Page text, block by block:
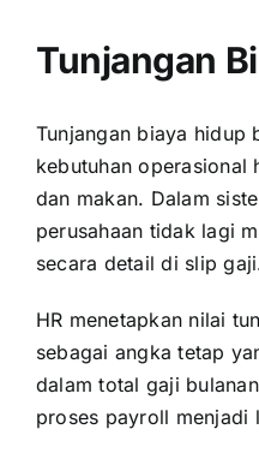
Tunjangan
Tunjangan biaya hidup
kebutuhan operasional
dan makan. Dalam
perusahaan tidak lagi
secara detail di slip
HR menetapkan nilai
sebagai angka tetap
dalam total gaji
proses payroll menjadi